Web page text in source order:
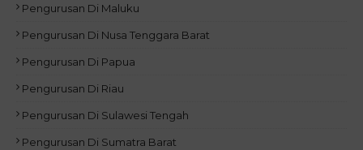
Pengurusan Di Maluku
Pengurusan Di Nusa Tenggara Barat
Pengurusan Di Papua
Pengurusan Di Riau
Pengurusan Di Sulawesi Tengah
Pengurusan Di Sumatra Barat